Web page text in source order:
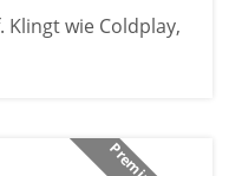
wie Coldplay,